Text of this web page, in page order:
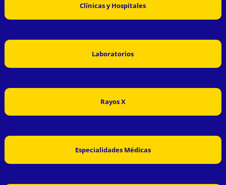
Clínicas y Hospitales
Laboratorios
Rayos X
Especialidades Médicas